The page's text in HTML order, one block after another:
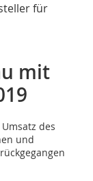
für
mit
des
und